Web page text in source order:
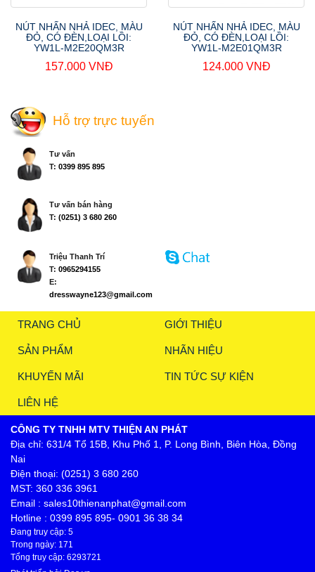
NÚT NHẤN NHẢ IDEC, MÀU
ĐỎ, CÓ ĐÈN,LOẠI LỒI:
YW1L-M2E20QM3R
157.000 VNĐ
NÚT NHẤN NHẢ IDEC, MÀU
ĐỎ, CÓ ĐÈN,LOẠI LỒI:
YW1L-M2E01QM3R
124.000 VNĐ
Hỗ trợ trực tuyến
Tư vấn
T: 0399 895 895
Tư vấn bán hàng
T: (0251) 3 680 260
Triệu Thanh Trí
T: 0965294155
E:
dresswayne123@gmail.com
TRANG CHỦ GIỚI THIỆU
SẢN PHẨM NHÃN HIỆU
KHUYẾN MÃI TIN TỨC SỰ KIỆN
LIÊN HỆ
CÔNG TY TNHH MTV THIỆN AN PHÁT
Địa chỉ: 631/4 Tổ 15B, Khu Phố 1, P. Long Bình, Biên Hòa, Đồng
Nai
Điện thoại: (0251) 3 680 260
MST: 360 336 3961
Email : sales10thienanphat@gmail.com
Hotline : 0399 895 895- 0901 36 38 34
Đang truy cập: 5
Trong ngày: 171
Tổng truy cập: 6293721